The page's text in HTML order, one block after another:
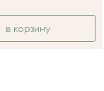
в корзину